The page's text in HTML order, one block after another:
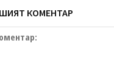
КОМЕНТАР